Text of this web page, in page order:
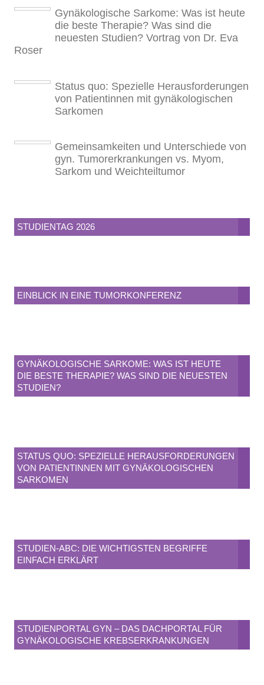
Gynäkologische Sarkome: Was ist heute
die beste Therapie? Was sind die
neuesten Studien? Vortrag von Dr. Eva
Roser
Status quo: Spezielle Herausforderungen
von Patientinnen mit gynäkologischen
Sarkomen
Gemeinsamkeiten und Unterschiede von
gyn. Tumorerkrankungen vs. Myom,
Sarkom und Weichteiltumor
STUDIENTAG 2026
EINBLICK IN EINE TUMORKONFERENZ
GYNÄKOLOGISCHE SARKOME: WAS IST HEUTE
DIE BESTE THERAPIE? WAS SIND DIE NEUESTEN
STUDIEN?
STATUS QUO: SPEZIELLE HERAUSFORDERUNGEN
VON PATIENTINNEN MIT GYNÄKOLOGISCHEN
SARKOMEN
STUDIEN-ABC: DIE WICHTIGSTEN BEGRIFFE
EINFACH ERKLÄRT
STUDIENPORTAL GYN – DAS DACHPORTAL FÜR
GYNÄKOLOGISCHE KREBSERKRANKUNGEN